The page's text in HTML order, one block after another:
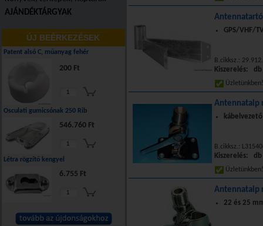
AJÁNDÉKTÁRGYAK
ÚJ BEÉRKEZÉSEK
Patent alsó C, műanyag fehér
200 Ft
Osculati gumicsónak 250 Rib
546.760 Ft
Létra rögzítő kengyel
6.755 Ft
GPS/VHF/
B.cikksz.:
Kiszerelés: db
Antennatalp
B.cikksz.:
Kiszerelés: db
Antennatalp
22 és 25